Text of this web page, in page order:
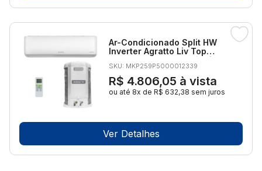
Ar-Condicionado Split HW
Inverter Agratto Liv Top
30.000 BTUs R-32 Só Frio
220V
SKU: MKP259P5000012339
R$ 4.806,05 à vista
ou até 8x de R$ 632,38 sem juros
Ver Detalhes